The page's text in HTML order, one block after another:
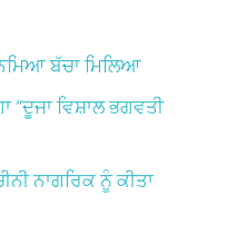
ਬੱਚਾ ਮਿਲਿਆ
“ਦੂਜਾ ਵਿਸ਼ਾਲ ਭਗਵਤੀ
ਨਾਗਰਿਕ ਨੂੰ ਕੀਤਾ